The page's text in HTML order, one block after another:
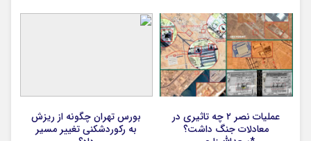
عملیات نصر ۲ چه تاثیری در
معادلات جنگ داشت؟
بورس تهران چگونه از ریزش
به رکوردشکنی تغییر مسیر